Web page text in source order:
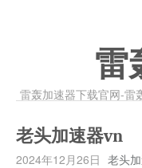
雷
雷轰加速器下载官网-雷
老头加速器vn
2024年12月26日 老头